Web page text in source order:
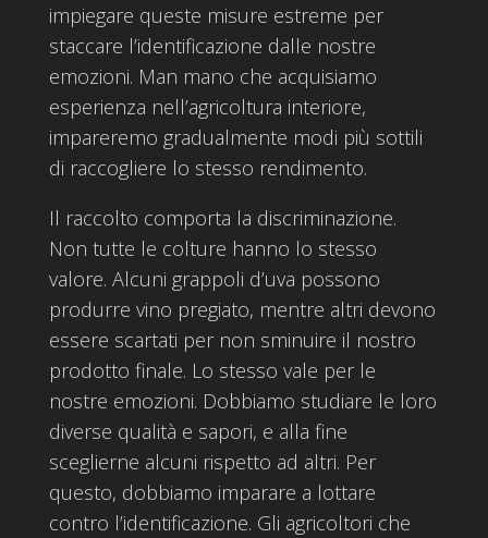
impiegare queste misure estreme per
staccare l’identificazione dalle nostre
emozioni. Man mano che acquisiamo
esperienza nell’agricoltura interiore,
impareremo gradualmente modi più sottili
di raccogliere lo stesso rendimento.
Il raccolto comporta la discriminazione.
Non tutte le colture hanno lo stesso
valore. Alcuni grappoli d’uva possono
produrre vino pregiato, mentre altri devono
essere scartati per non sminuire il nostro
prodotto finale. Lo stesso vale per le
nostre emozioni. Dobbiamo studiare le loro
diverse qualità e sapori, e alla fine
sceglierne alcuni rispetto ad altri. Per
questo, dobbiamo imparare a lottare
contro l’identificazione. Gli agricoltori che